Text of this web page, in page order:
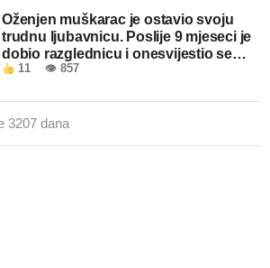
Oženjen muškarac je ostavio svoju
trudnu ljubavnicu. Poslije 9 mjeseci je
dobio razglednicu i onesvijestio se
kada je pročitao šta piše!
11 👁 857
3207 dana